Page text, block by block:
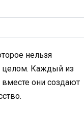
нельзя
целом. Каждый из
они создают